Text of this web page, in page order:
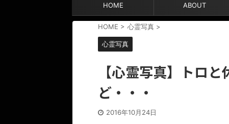
HOME ABOUT
HOME > 心霊写真 >
心霊写真
【心霊写真】トロ
ど・・・
2016年10月24日